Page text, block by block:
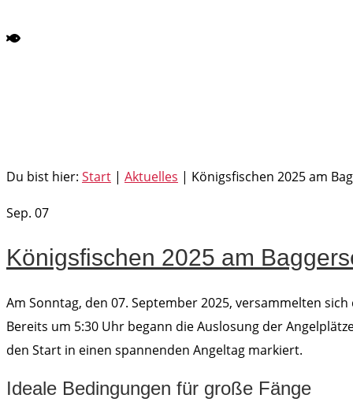
Du bist hier: Start | Aktuelles | Königsfischen 2025 am
Sep. 07
Königsfischen 2025 am
Am Sonntag, den 07. September 2025, versammelten
Bereits um 5:30 Uhr begann die Auslosung der
den Start in einen spannenden Angeltag markiert.
Ideale Bedingungen für große Fänge